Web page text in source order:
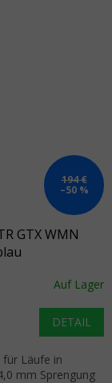
194 €
–50 %
GTX WMN
Auf Lager
DETAIL
für Läufe in
mm Sprengung